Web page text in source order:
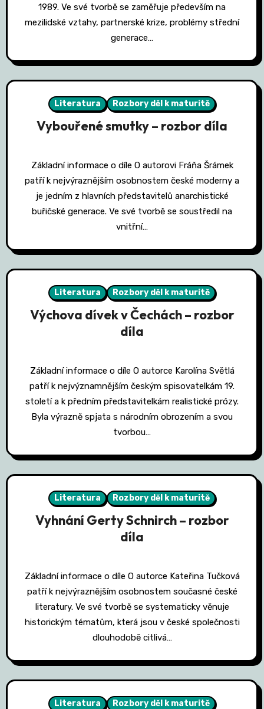
1989. Ve své tvorbě se zaměřuje především na
mezilidské vztahy, partnerské krize, problémy střední
generace…
Literatura Rozbory děl k maturitě
Vybouřené smutky – rozbor díla
Základní informace o díle O autorovi Fráňa Šrámek
patří k nejvýraznějším osobnostem české moderny a
je jedním z hlavních představitelů anarchistické
buřičské generace. Ve své tvorbě se soustředil na
vnitřní…
Literatura Rozbory děl k maturitě
Výchova dívek v Čechách – rozbor
díla
Základní informace o díle O autorce Karolína Světlá
patří k nejvýznamnějším českým spisovatelkám 19.
století a k předním představitelkám realistické prózy.
Byla výrazně spjata s národním obrozením a svou
tvorbou…
Literatura Rozbory děl k maturitě
Vyhnání Gerty Schnirch – rozbor
díla
Základní informace o díle O autorce Kateřina Tučková
patří k nejvýraznějším osobnostem současné české
literatury. Ve své tvorbě se systematicky věnuje
historickým tématům, která jsou v české společnosti
dlouhodobě citlivá…
Literatura Rozbory děl k maturitě